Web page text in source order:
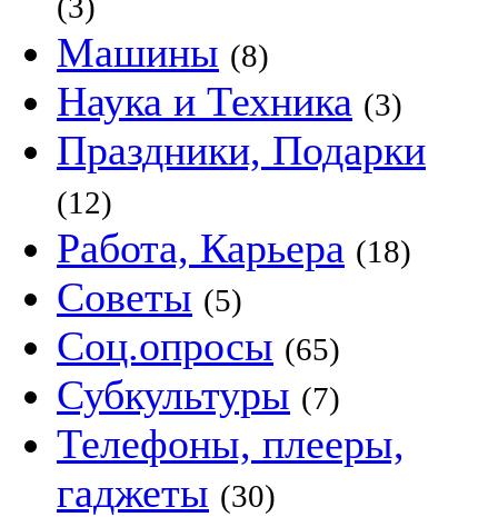
Машины (8)
Наука и Техника (3)
Праздники, Подарки
(12)
Работа, Карьера (18)
Советы (5)
Соц.опросы (65)
Субкультуры (7)
Телефоны, плееры,
гаджеты (30)